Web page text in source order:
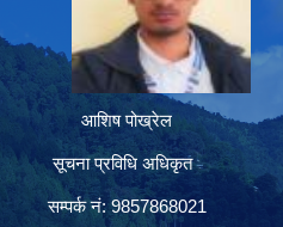
आशिष पोख्रेल
सूचना प्रविधि अधिकृत
सम्पर्क नं: 9857868021